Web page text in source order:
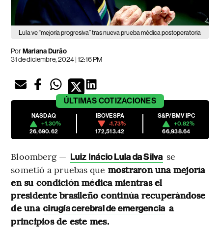
Lula ve “mejoría progresiva” tras nueva prueba médica postoperatoria
PorMariana Durão
31 de diciembre, 2024 | 12:16 PM
ÚLTIMAS COTIZACIONES
NASDAQ
+1.30%
26,690.62
IBOVESPA
-1.73%
172,513.42
S&P/BMV IPC
+0.82%
66,938.64
Bloomberg — Luiz Inácio Lula da Silva se
sometió a pruebas que mostraron una mejoría
en su condición médica mientras el
presidente brasileño continúa recuperándose
de una cirugía cerebral de emergencia a
principios de este mes.